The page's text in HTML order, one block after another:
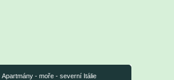
Apartmány - moře - severní Itálie